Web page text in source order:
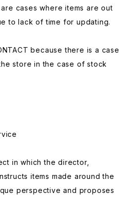
cases where items are out
to lack of time for updating.
because there is a case
store in the case of stock
in which the director,
items made around the
perspective and proposes